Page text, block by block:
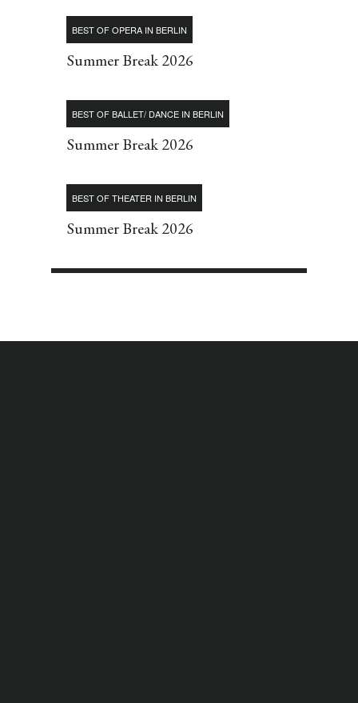
BEST OF OPERA IN BERLIN
Summer Break 2026
BEST OF BALLET/ DANCE IN BERLIN
Summer Break 2026
BEST OF THEATER IN BERLIN
Summer Break 2026